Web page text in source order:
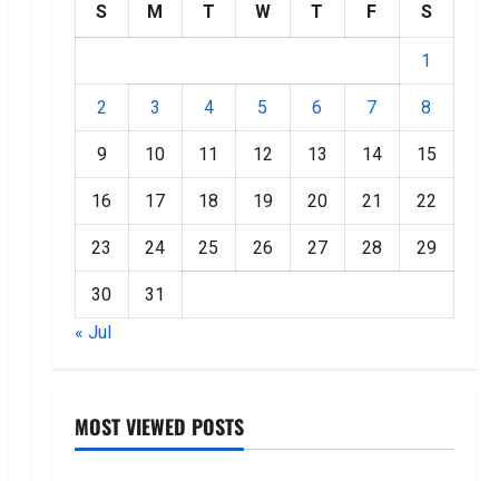
S M T W T F S
1
2 3 4 5 6 7 8
9 10 11 12 13 14 15
16 17 18 19 20 21 22
23 24 25 26 27 28 29
30
31
« Jul
MOST VIEWED POSTS